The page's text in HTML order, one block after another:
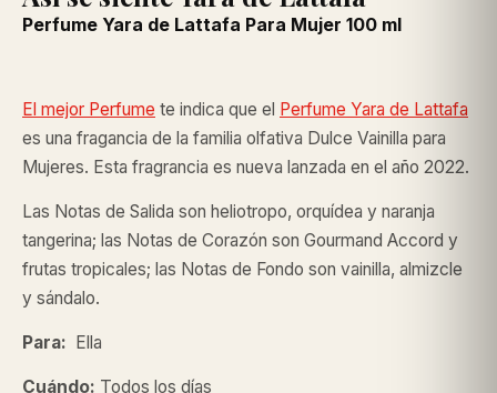
Perfume Yara de Lattafa Para Mujer 100 ml
El mejor Perfume te indica que el Perfume Yara de Lattafa
es una fragancia de la familia olfativa Dulce Vainilla para
Mujeres. Esta fragrancia es nueva lanzada en el año 2022.
Las Notas de Salida son heliotropo, orquídea y naranja
tangerina; las Notas de Corazón son Gourmand Accord y
frutas tropicales; las Notas de Fondo son vainilla, almizcle
y sándalo.
Para: Ella
Cuándo: Todos los días